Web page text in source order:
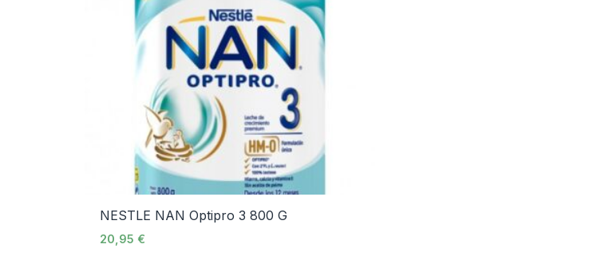
NESTLE NAN Optipro 3 800 G
20,95 €